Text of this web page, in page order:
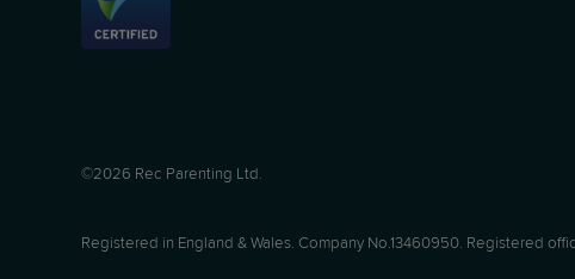
©2026 Rec Parenting Ltd.
Registered in England & Wales. Company No.13460950. Registered